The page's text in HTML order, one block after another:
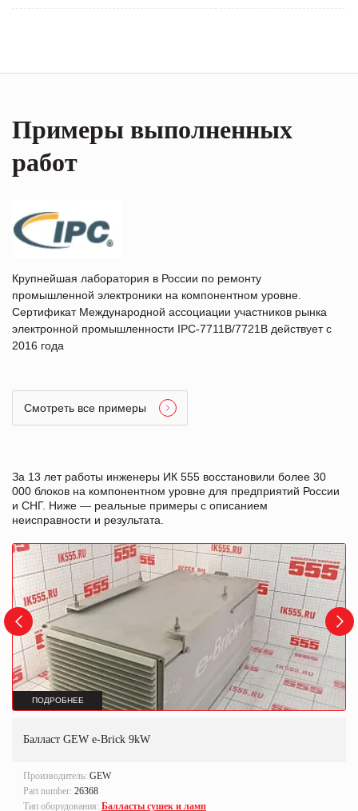
Примеры выполненных
работ
Крупнейшая лаборатория в России по ремонту
промышленной электроники на компонентном уровне.
Сертификат Международной ассоциации участников рынка
электронной промышленности IPC-7711B/7721B действует с
2016 года
Смотреть все примеры
За 13 лет работы инженеры ИК 555 восстановили более 30
000 блоков на компонентном уровне для предприятий России
и СНГ. Ниже — реальные примеры с описанием
неисправности и результата.
ПОДРОБНЕЕ
Балласт GEW e-Brick 9kW
Производитель: GEW
Part number: 26368
Тип оборудования: Балласты сушек и ламп